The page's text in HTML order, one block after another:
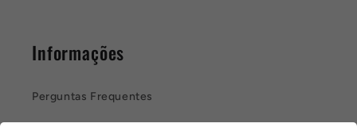
Informações
Perguntas Frequentes